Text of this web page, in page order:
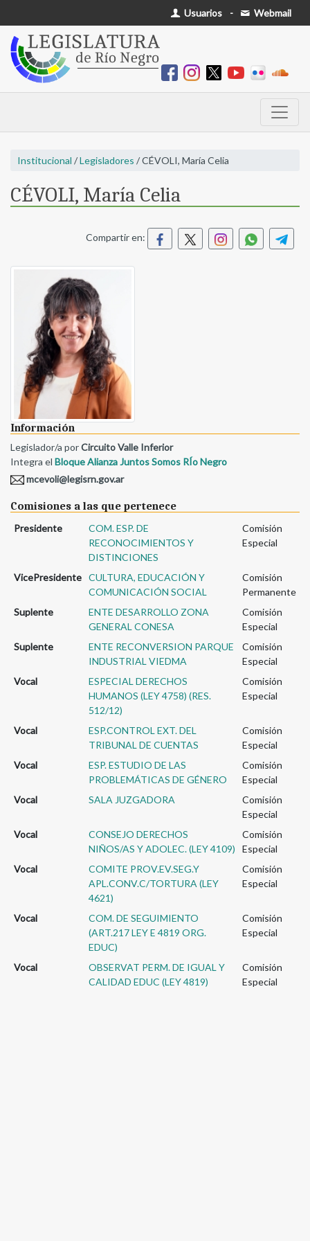
Usuarios - Webmail
Institucional /Legisladores / CÉVOLI, María Celia
CÉVOLI, María Celia
Compartir en:
Información
Legislador/a porCircuito Valle Inferior
Integra el Bloque Alianza Juntos Somos RÍo Negro
mcevoli@legisrn.gov.ar
Comisiones a las que pertenece
Presidente
COM. ESP. DE
RECONOCIMIENTOS Y
DISTINCIONES
Comisión
Especial
VicePresidente
CULTURA, EDUCACIÓN Y
COMUNICACIÓN SOCIAL
Comisión
Permanente
Suplente
ENTE DESARROLLO ZONA
GENERAL CONESA
Comisión
Especial
Suplente
ENTE RECONVERSION PARQUE
INDUSTRIAL VIEDMA
Comisión
Especial
Vocal
ESPECIAL DERECHOS
HUMANOS (LEY 4758) (RES.
512/12)
Comisión
Especial
Vocal
ESP.CONTROL EXT. DEL
TRIBUNAL DE CUENTAS
Comisión
Especial
Vocal
ESP. ESTUDIO DE LAS
PROBLEMÁTICAS DE GÉNERO
Comisión
Especial
Vocal
SALA JUZGADORA
Comisión
Especial
Vocal
CONSEJO DERECHOS
NIÑOS/AS Y ADOLEC. (LEY 4109)
Comisión
Especial
Vocal
COMITE PROV.EV.SEG.Y
APL.CONV.C/TORTURA (LEY
4621)
Comisión
Especial
Vocal
COM. DE SEGUIMIENTO
(ART.217 LEY E 4819 ORG.
EDUC)
Comisión
Especial
Vocal
OBSERVAT PERM. DE IGUAL Y
CALIDAD EDUC (LEY 4819)
Comisión
Especial